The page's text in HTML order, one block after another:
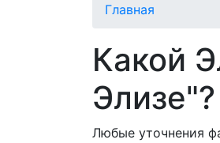
Главная
Какой
Элизе"?
Любые уточнения